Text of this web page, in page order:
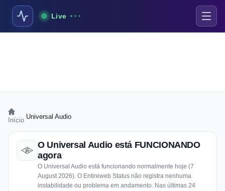
Live
Início Universal Audio
O Universal Audio está FUNCIONANDO
agora
O Universal Audio está funcionando normalmente hoje (7
August 2026). O Entireweb Status não registra nenhuma
instabilidade ou problema em andamento. Nas últimas 24